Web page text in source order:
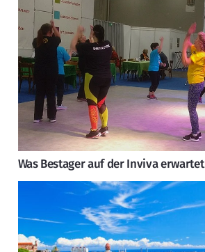
Was Bestager auf der Inviva erwartet